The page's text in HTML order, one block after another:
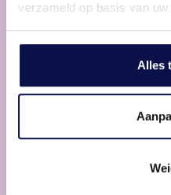
verzameld op basis van
Alles
Open keuken